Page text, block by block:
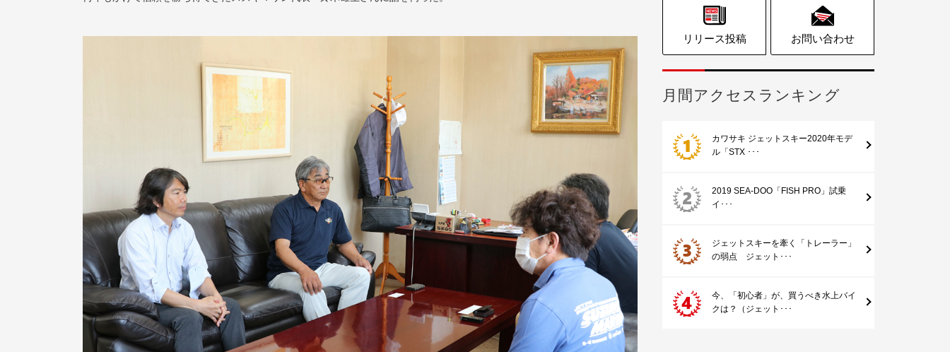
リリース投稿 お問い合わせ
月間アクセスランキング
カワサキ ジェットスキー2020年モデ
ル「STX ･･･
2019 SEA-DOO「FISH PRO」試乗
イ･･･
ジェットスキーを牽く「トレーラー」
の弱点 ジェット･･･
今、「初心者」が、買うべき水上バイ
クは？（ジェット･･･